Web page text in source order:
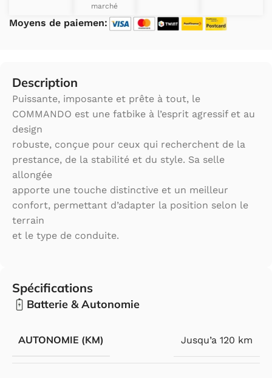
marché
Moyens de paiemen:
Description
Puissante, imposante et prête à tout, le
COMMANDO est une fatbike à l’esprit agressif et au
design
robuste, conçue pour ceux qui recherchent de la
prestance, de la stabilité et du style. Sa selle
allongée
apporte une touche distinctive et un meilleur
confort, permettant d’adapter la position selon le
terrain
et le type de conduite.
Spécifications
Batterie & Autonomie
AUTONOMIE (KM) Jusqu’a 120 km